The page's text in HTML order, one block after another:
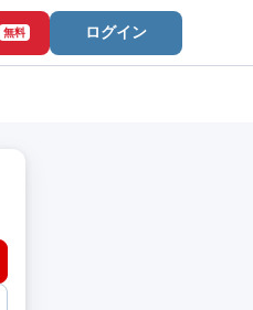
無料 ログイン